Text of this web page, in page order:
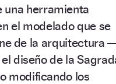
una herramienta
el modelado que se
de la arquitectura
diseño de la
modificando los